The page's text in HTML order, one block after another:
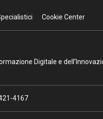
Cookie Center
Digitale e
4167